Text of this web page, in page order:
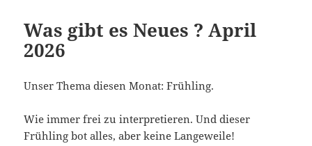
Was gibt es Neues ? April
2026
Unser Thema diesen Monat: Frühling.
Wie immer frei zu interpretieren. Und dieser
Frühling bot alles, aber keine Langeweile!